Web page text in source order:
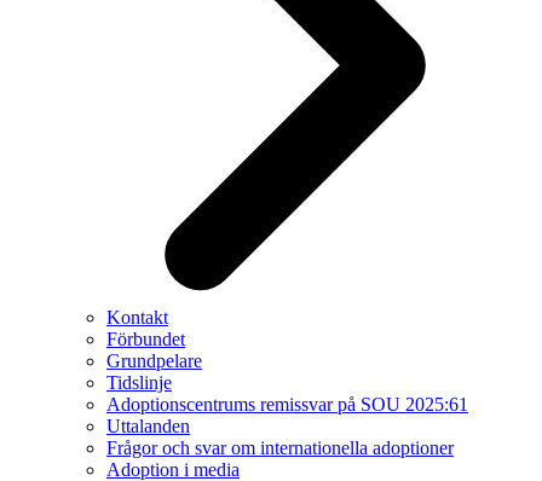
Kontakt
Förbundet
Grundpelare
Tidslinje
Adoptionscentrums remissvar på SOU 2025:61
Uttalanden
Frågor och svar om internationella adoptioner
Adoption i media